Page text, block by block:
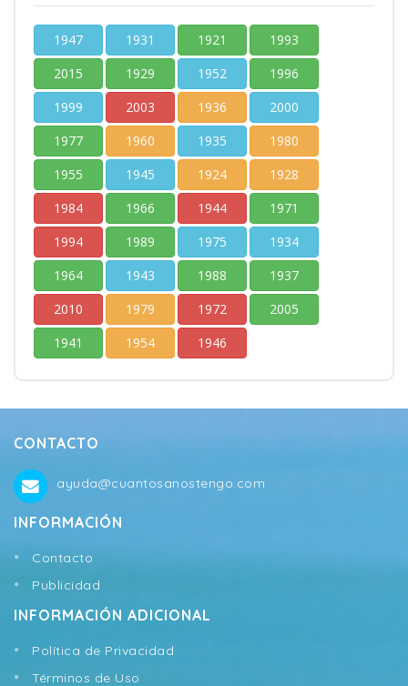
1947 1931 1921
1993
2015
1929 1952
1996
1999
2003 1936
2000
1977
1960 1935
1980
1955
1945 1924
1928
1984
1966 1944
1971
1994
1989 1975
1934
1964
1943 1988
1937
2010
1979 1972
2005
1941
1954 1946
CONTACTO
ayuda@cuantosanostengo.com
INFORMACIÓN
Contacto
Publicidad
INFORMACIÓN ADICIONAL
Política de Privacidad
Términos de Uso